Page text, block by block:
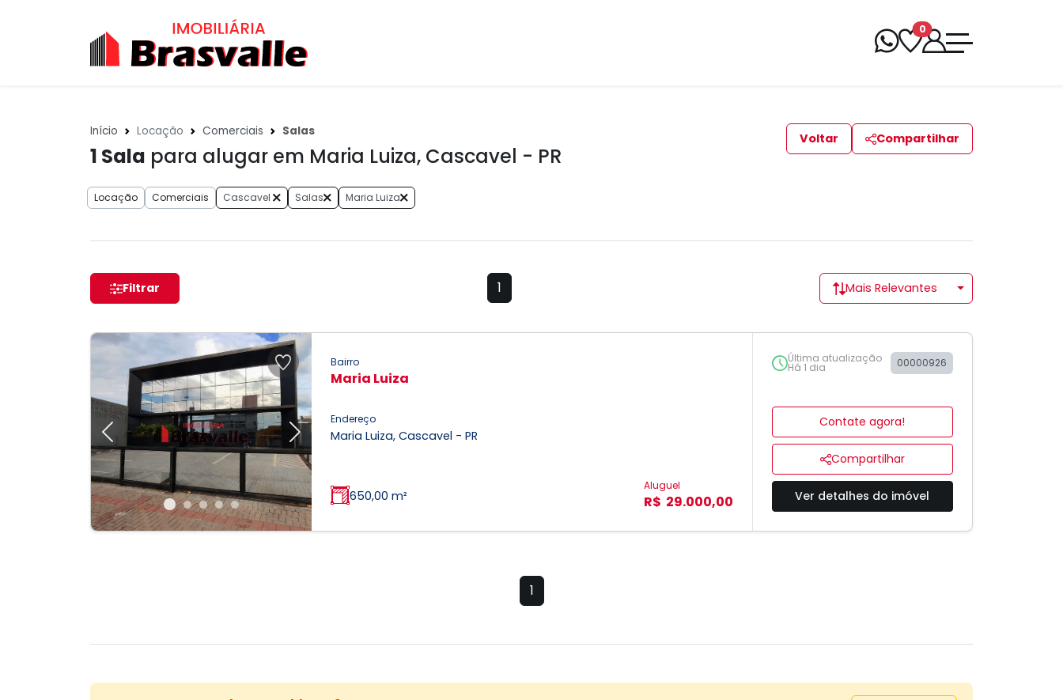
0
Início Locação Comerciais Salas
1 Sala para alugar em Maria Luiza, Cascavel - PR
Voltar Compartilhar
Locação Comerciais Cascavel Salas Maria Luiza
Filtrar 1 Mais Relevantes
Previous Next
Bairro
Maria Luiza
Endereço
Maria Luiza, Cascavel - PR
650,00 m²
Aluguel
R$ 29.000,00
Última atualização
Há 1 dia 00000926
Contate agora!
Compartilhar
Ver detalhes do imóvel
1